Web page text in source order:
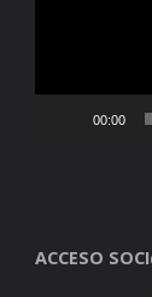
00:00
ACCESO